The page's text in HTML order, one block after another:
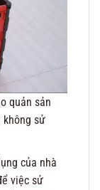
quản sản
không sử
của nhà
việc sử